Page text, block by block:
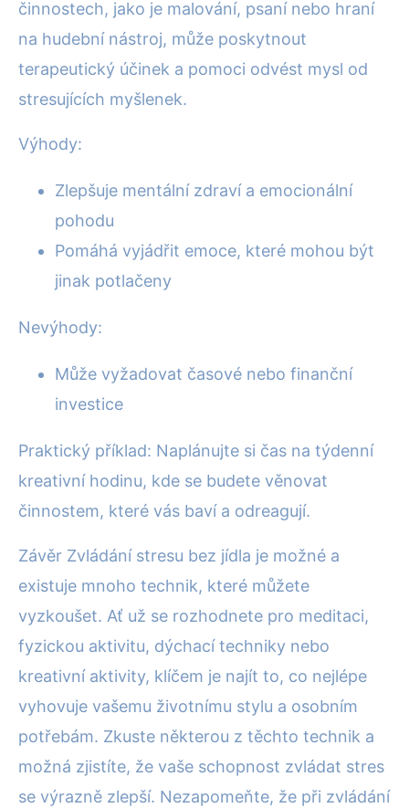
činnostech, jako je malování, psaní nebo hraní
na hudební nástroj, může poskytnout
terapeutický účinek a pomoci odvést mysl od
stresujících myšlenek.
Výhody:
Zlepšuje mentální zdraví a emocionální
pohodu
Pomáhá vyjádřit emoce, které mohou být
jinak potlačeny
Nevýhody:
Může vyžadovat časové nebo finanční
investice
Praktický příklad: Naplánujte si čas na týdenní
kreativní hodinu, kde se budete věnovat
činnostem, které vás baví a odreagují.
Závěr Zvládání stresu bez jídla je možné a
existuje mnoho technik, které můžete
vyzkoušet. Ať už se rozhodnete pro meditaci,
fyzickou aktivitu, dýchací techniky nebo
kreativní aktivity, klíčem je najít to, co nejlépe
vyhovuje vašemu životnímu stylu a osobním
potřebám. Zkuste některou z těchto technik a
možná zjistíte, že vaše schopnost zvládat stres
se výrazně zlepší. Nezapomeňte, že při zvládání